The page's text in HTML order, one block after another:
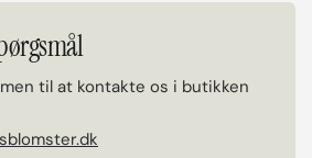
til at kontakte os i butikken